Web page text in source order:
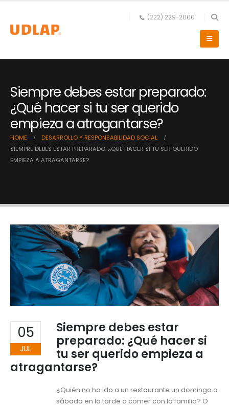
(222) 229-2000
Siempre debes estar preparado:
¿Qué hacer si tu ser querido
empieza a atragantarse?
HOME
DESARROLLO Y RESPONSABILIDAD SOCIAL
SIEMPRE DEBES ESTAR PREPARADO: ¿QUÉ HACER SI TU SER QUERIDO
EMPIEZA A ATRAGANTARSE?
05
JUL
Siempre debes estar
preparado: ¿Qué hacer si
tu ser querido empieza a
atragantarse?
¿Quién no ha ido a un restaurante un domingo o
sábado en la tarde a comer con la familia? O